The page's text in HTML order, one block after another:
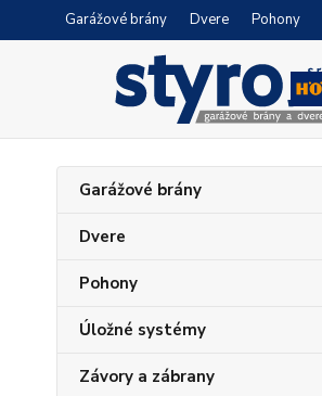
Garážové brány Dvere Pohony
Garážové brány
Dvere
Pohony
Úložné systémy
Závory a zábrany